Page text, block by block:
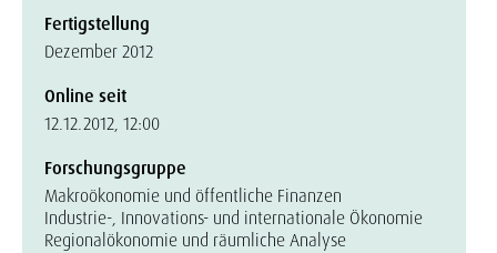
Fertigstellung
Dezember 2012
Online seit
12.12.2012, 12:00
Forschungsgruppe
Makroökonomie und öffentliche Finanzen
Industrie-, Innovations- und internationale Ökonomie
Regionalökonomie und räumliche Analyse